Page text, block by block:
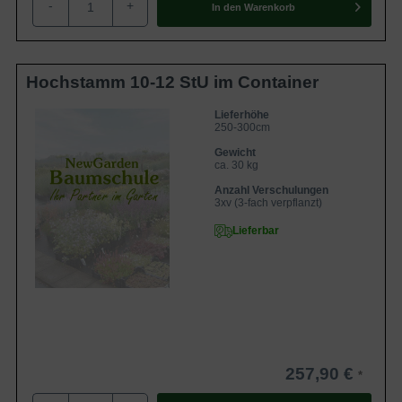
intensiver der Einfluss der Sonne, desto prächtiger wird die
Intensität seiner roten Laubfärbung ausfallen. Ein
Extrem winterhart und frostresistent
Der Feuerahorn gilt als einer der frostresistentesten
Ahorne und übersteht problemlos Minustemperaturen bis
40 Grad Celsius. Er kann somit jedem noch so kalten
Wintertag trotzen und in der grauen Jahreszeit mit seiner
malerischen Silhouette erfreuen.
Rasenfläche und lockert dort die Umgebung auf, eignet
- + In den Warenkorb
Hochstamm 10-12 StU im Container
Lieferhöhe
250-300cm
Gewicht
ca. 30 kg
Anzahl Verschulungen
3xv (3-fach verpflanzt)
Lieferbar
257,90 €